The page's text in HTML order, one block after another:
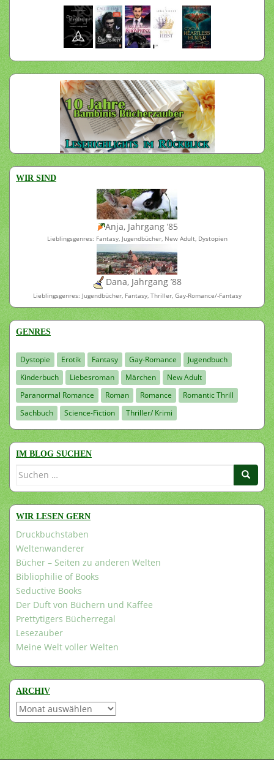
WIR SIND
Anja, Jahrgang ’85
Lieblingsgenres: Fantasy, Jugendbücher, New Adult, Dystopien
Dana, Jahrgang ’88
Lieblingsgenres: Jugendbücher, Fantasy, Thriller, Gay-Romance/-Fantasy
GENRES
Dystopie Erotik Fantasy Gay-Romance
Jugendbuch
Kinderbuch
Liebesroman Märchen
New Adult
Paranormal Romance
Roman Romance
Romantic Thrill
Sachbuch
Science-Fiction Thriller/ Krimi
IM BLOG SUCHEN
Suchen
WIR LESEN GERN
Druckbuchstaben
Weltenwanderer
Bücher – Seiten zu anderen Welten
Bibliophilie of Books
Seductive Books
Der Duft von Büchern und Kaffee
Prettytigers Bücherregal
Lesezauber
Meine Welt voller Welten
ARCHIV
Archiv